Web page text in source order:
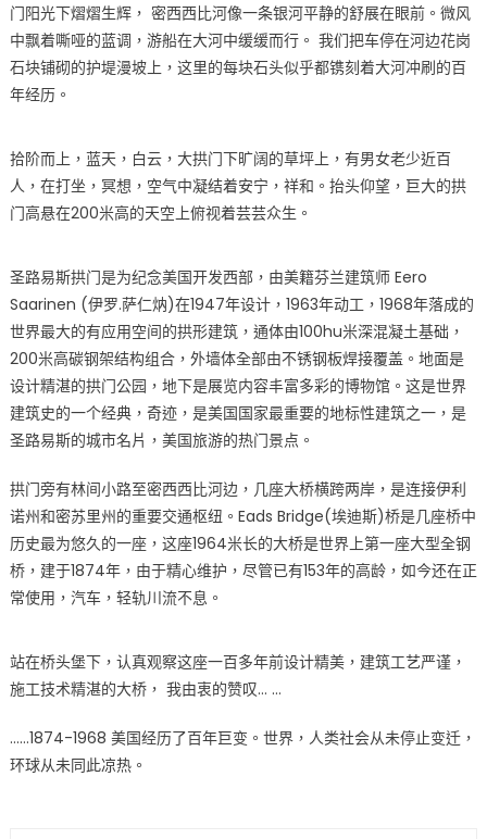
⻔阳光下熠熠生辉， 密⻄⻄比河像一条银河平静的舒展在眼前。微⻛
中飘着嘶哑的蓝调，游船在大河中缓缓而行。 我们把⻋停在河边花岗
石块铺砌的护堤漫坡上，这里的每块石头似乎都镌刻着大河冲刷的百
年经历。
拾阶而上，蓝天，白云，大拱⻔下旷阔的草坪上，有男女老少近百
人，在打坐，冥想，空气中凝结着安宁，祥和。抬头仰望，巨大的拱
⻔高悬在200米高的天空上俯视着芸芸众生。
圣路易斯拱⻔是为纪念美国开发⻄部，由美籍芬兰建筑师 Eero
Saarinen (伊罗.萨仁㶧)在1947年设计，1963年动工，1968年落成的
世界最大的有应用空间的拱形建筑，通体由100hu米深混凝土基础，
200米高碳钢架结构组合，外墙体全部由不锈钢板焊接覆盖。地面是
设计精湛的拱⻔公园，地下是展览内容丰富多彩的博物馆。这是世界
建筑史的一个经典，奇迹，是美国国家最重要的地标性建筑之一，是
圣路易斯的城市名片，美国旅游的热⻔景点。
拱⻔旁有林间小路至密⻄⻄比河边，几座大桥横跨两岸，是连接伊利
诺州和密苏里州的重要交通枢纽。Eads Bridge(埃迪斯)桥是几座桥中
历史最为悠久的一座，这座1964米⻓的大桥是世界上第一座大型全钢
桥，建于1874年，由于精心维护，尽管已有153年的高龄，如今还在正
常使用，汽车，轻轨川流不息。
站在桥头堡下，认真观察这座一百多年前设计精美，建筑工艺严谨，
施工技术精湛的大桥， 我由衷的赞叹… …
……1874-1968 美国经历了百年巨变。世界，人类社会从未停止变迁，
环球从未同此凉热。